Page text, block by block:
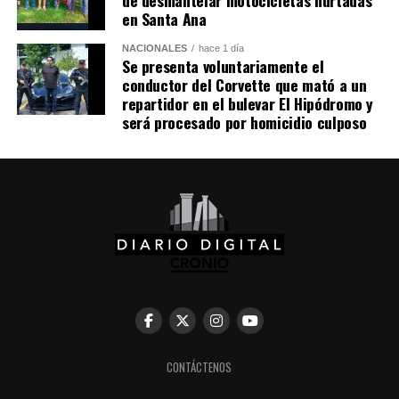
en Santa Ana
NACIONALES hace 1 día
Se presenta voluntariamente el
conductor del Corvette que mató a un
repartidor en el bulevar El Hipódromo y
será procesado por homicidio culposo
CONTÁCTENOS